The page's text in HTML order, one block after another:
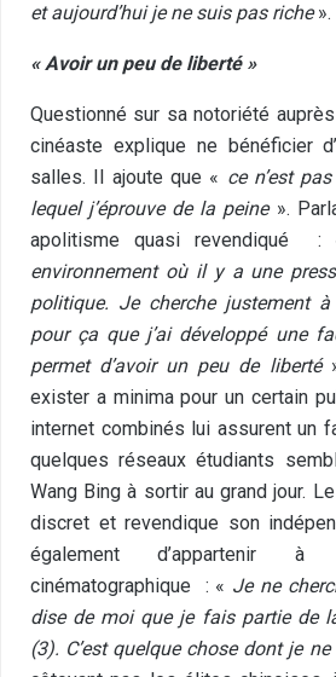
et aujourd’hui je ne suis pas riche».
« Avoir un peu de liberté »
Questionné sur sa notoriété
cinéaste explique ne bénéficier
salles. Il ajoute que « ce n’est
lequel j’éprouve de la peine ».
apolitisme quasi revendiqué :
environnement où il y a une
politique. Je cherche justement
pour ça que j’ai développé une
permet d’avoir un peu de liberté
exister a minima pour un certain
internet combinés lui assurent un
quelques réseaux étudiants
Wang Bing à sortir au grand jour.
discret et revendique son
également d’appartenir à
cinématographique : « Je ne
dise de moi que je fais partie de
(3). C’est quelque chose dont je